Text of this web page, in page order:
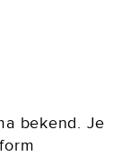
bekend. Je